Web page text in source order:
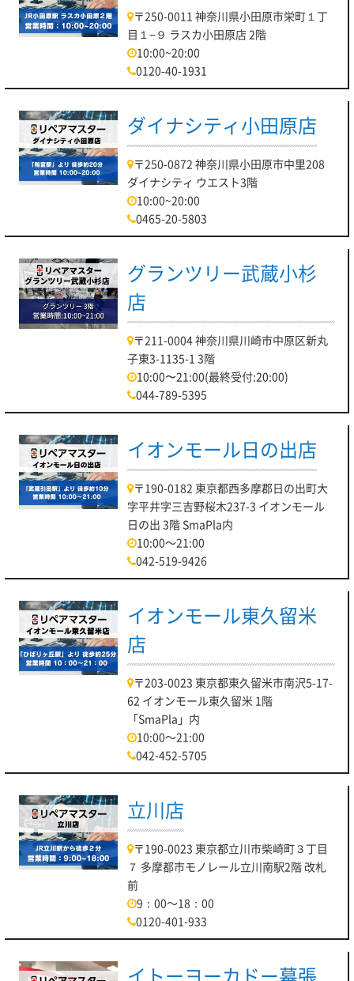
〒250-0011 神奈川県小田原市栄町１丁
目１−９ ラスカ小田原店 2階
10:00~20:00
0120-40-1931
ダイナシティ小田原店
〒250-0872 神奈川県小田原市中里208
ダイナシティ ウエスト3階
10:00~20:00
0465-20-5803
グランツリー武蔵小杉
店
〒211-0004 神奈川県川崎市中原区新丸
子東3-1135-1 3階
10:00〜21:00(最終受付:20:00)
044-789-5395
イオンモール日の出店
〒190-0182 東京都西多摩郡日の出町大
字平井字三吉野桜木237-3 イオンモール
日の出 3階 SmaPla内
10:00～21:00
042-519-9426
イオンモール東久留米
店
〒203-0023 東京都東久留米市南沢5-17-
62 イオンモール東久留米 1階
「SmaPla」内
10:00～21:00
042-452-5705
立川店
〒190-0023 東京都立川市柴崎町３丁目
７ 多摩都市モノレール立川南駅2階 改札
前
9：00～18：00
0120-401-933